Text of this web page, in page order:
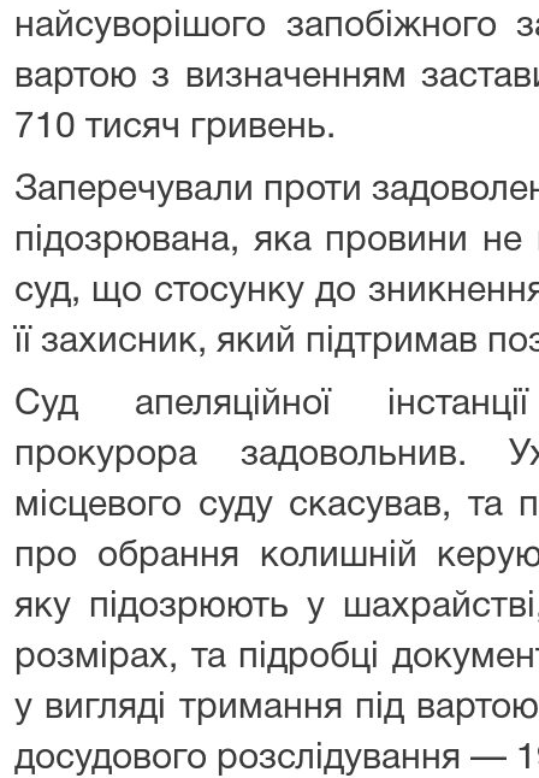
найсуворішого
вартою з визначенням
710 тисяч гривень.
Заперечували проти
підозрювана, яка провини не
суд, що стосунку до
її захисник, який підтримав
Суд апеляційної
прокурора задовольнив.
місцевого суду скасував, та
про обрання колишній
яку підозрюють у
розмірах, та підробці
у вигляді тримання під
досудового розслідування —